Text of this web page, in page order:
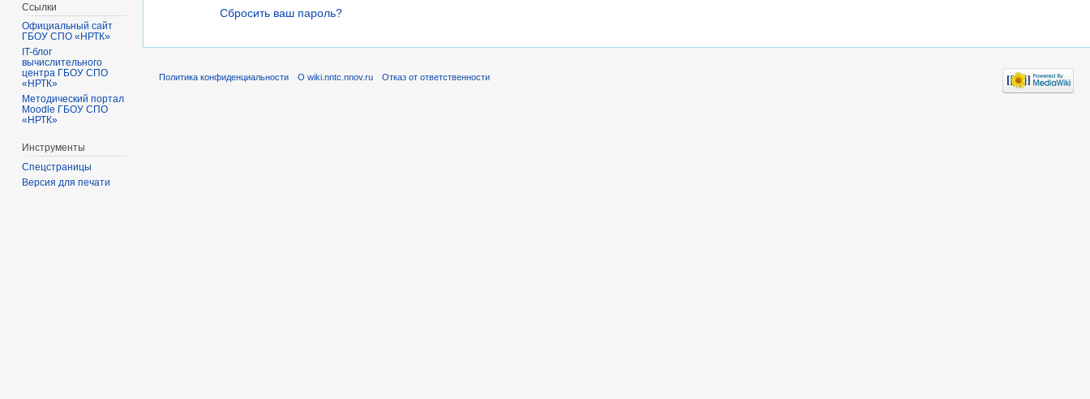
Сбросить ваш пароль?
Ссылки
Официальный сайт
ГБОУ СПО «НРТК»
IT-блог
вычислительного
центра ГБОУ СПО
«НРТК»
Методический портал
Moodle ГБОУ СПО
«НРТК»
Инструменты
Спецстраницы
Версия для печати
Политика конфиденциальности О wiki.nntc.nnov.ru Отказ от ответственности